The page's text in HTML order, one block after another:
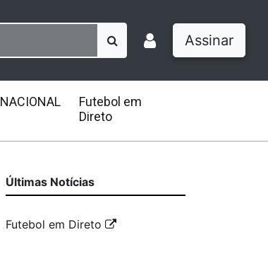
Assinar
NACIONAL
Futebol em
Direto
Últimas Notícias
Futebol em Direto